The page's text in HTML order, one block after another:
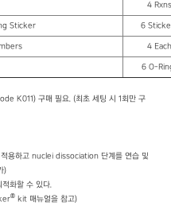
4 Rxns
Sticker 6
4 Each
6 O-
K011) 구매 필요. (최초 세팅 시 1회만 구
용하고 nuclei dissociation 단계를 연습 및
)
화할 수 있다.
® kit 매뉴얼을 참고)